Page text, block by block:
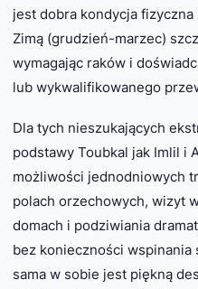
jest dobra kondycja
Zimą (grudzień-marzec)
wymagając raków i
lub wykwalifikowanego
Dla tych nieszukających
podstawy Toubkal jak Imlil i
możliwości jednodniowych
polach orzechowych, wizyt
domach i podziwiania
bez konieczności wspinania
sama w sobie jest piękną